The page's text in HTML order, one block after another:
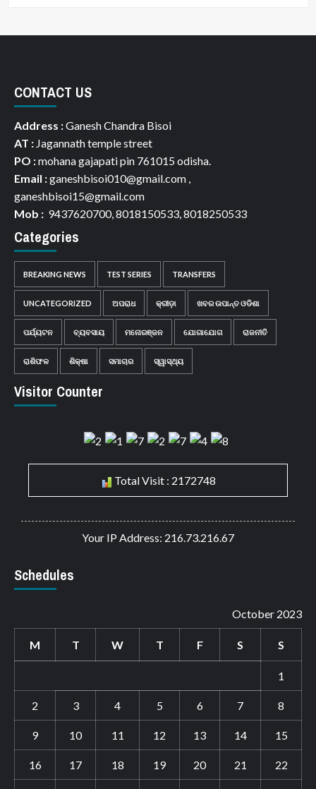
CONTACT US
Address :Ganesh Chandra Bisoi
AT : Jagannath temple street
PO :mohana gajapati pin 761015 odisha.
Email :ganeshbisoi010@gmail.com ,
ganeshbisoi15@gmail.com
Mob : 9437620700, 8018150533, 8018250533
Categories
BREAKING NEWS TEST SERIES TRANSFERS
UNCATEGORIZED ଅପରାଧ କ୍ରୀଡ଼ା ଖବର ଉପାନ୍ତ ଓଡିଶା
ପର୍ଯ୍ୟଟନ ବ୍ୟବସାୟ ମନୋରଞ୍ଜନ ଯୋଗାଯୋଗ ରାଜନୀତି
ରାଶିଫଳ ଶିକ୍ଷା ସମାଚାର ସ୍ୱାସ୍ଥ୍ୟ
Visitor Counter
Total Visit : 2172748
Your IP Address: 216.73.216.67
Schedules
October 2023
M T W T F S S
1
2 3 4 5 6 7 8
9 10 11 12 13 14 15
16 17 18 19 20 21 22